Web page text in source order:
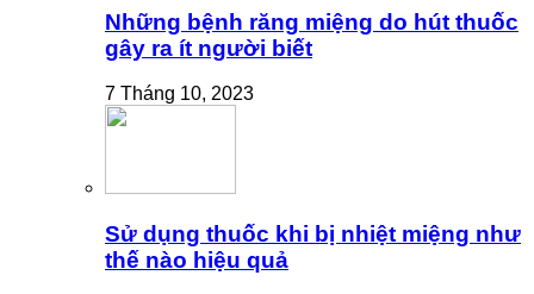
Những bệnh răng miệng do hút thuốc
gây ra ít người biết
7 Tháng 10, 2023
Sử dụng thuốc khi bị nhiệt miệng như
thế nào hiệu quả